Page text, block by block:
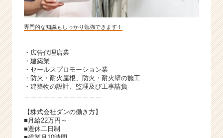
専門的な知識もしっかり勉強できます！
・広告代理店業
・建築業
・セールスプロモーション業
・防火・耐火屋根、防火・耐火壁の施工
・建築物の設計、監理及び工事請負
【株式会社ダンの働き方】
■月給22万円～
■週休二日制